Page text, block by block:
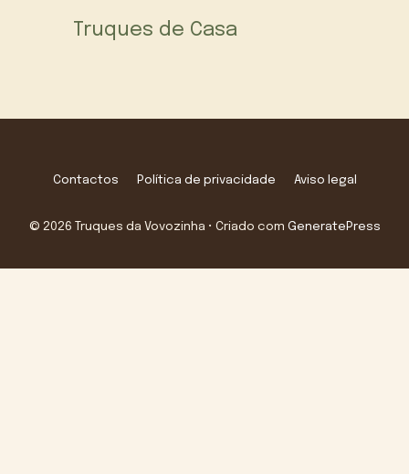
Truques de Casa
Contactos Política de privacidade Aviso legal
© 2026 Truques da Vovozinha • Criado com GeneratePress